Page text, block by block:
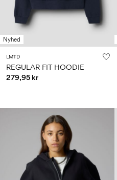
Nyhed
LMTD
REGULAR FIT HOODIE
279,95 kr